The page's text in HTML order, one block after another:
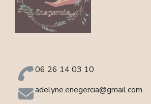
06 26 14 03 10
adelyne.enegercia@gmail.com